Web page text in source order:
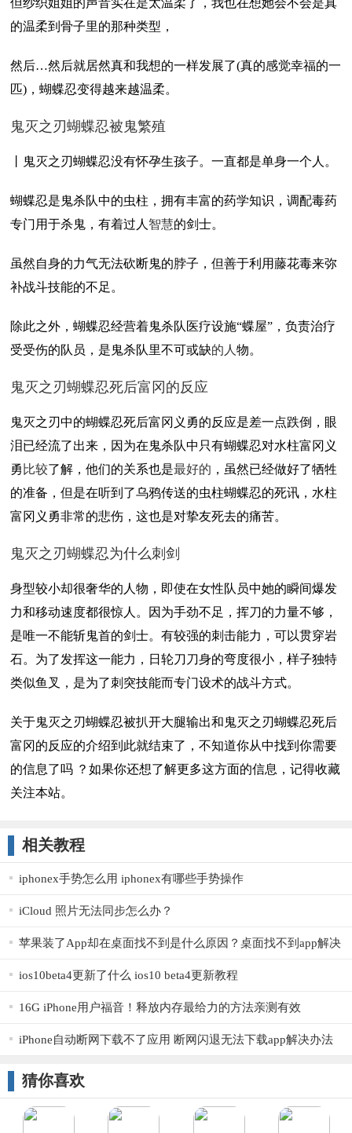
但纱织姐姐的声音实在是太温柔了，我也在想她会不会是真
的温柔到骨子里的那种类型，
然后…然后就居然真和我想的一样发展了(真的感觉幸福的一
匹)，蝴蝶忍变得越来越温柔。
鬼灭之刃蝴蝶忍被鬼繁殖
丨鬼灭之刃蝴蝶忍没有怀孕生孩子。一直都是单身一个人。
蝴蝶忍是鬼杀队中的虫柱，拥有丰富的药学知识，调配毒药
专门用于杀鬼，有着过人 智慧的剑士。
虽然自身的力气无法砍断鬼的脖子，但善于利用藤花毒来弥
补战斗技能的不足。
除此之外，蝴蝶忍经营着鬼杀队医疗设施“蝶屋”，负责治疗
受受伤的队员，是鬼杀队里不可或缺的人 物。
鬼灭之刃蝴蝶忍死后富冈的反应
鬼灭之刃中的蝴蝶忍死后富冈义勇的反应是差一点跌倒，眼
泪已经流了出来，因为在鬼杀队中只有蝴蝶忍对水柱富冈义
勇 比较了解，他们的关系也是最好的 ，虽然已经做好了牺牲
的准备，但是在听到了乌鸦传送的虫柱蝴蝶忍的死讯，水柱
富冈义勇非常的悲伤，这也是对挚友死去的痛苦。
鬼灭之刃蝴蝶忍为什么刺剑
身型较小却很奢华的人物，即使在女性队员中她的瞬间爆发
力和移动速度都很惊人。因为手劲不足，挥刀的力量不够，
是唯一不能斩鬼首的剑士。有较强的刺击能力，可以贯穿岩
石。为了发挥这一能力，日轮刀刀身的弯度很小，样子独特
类似鱼叉，是为了刺突技能而专门设术的战斗方式。
关于鬼灭之刃蝴蝶忍被扒开大腿输出和鬼灭之刃蝴蝶忍死后
富冈的反应的介绍到此就结束了，不知道你从中找到你需要
的信息了吗 ？如果你还想了解更多这方面的信息，记得收藏
关注本站。
相关教程
iphonex手势怎么用 iphonex有哪些手势操作
iCloud 照片无法同步怎么办？
苹果装了App却在桌面找不到是什么原因？桌面找不到app解决
ios10beta4更新了什么 ios10 beta4更新教程
16G iPhone用户福音！释放内存最给力的方法亲测有效
iPhone自动断网下载不了应用 断网闪退无法下载app解决办法
猜你喜欢